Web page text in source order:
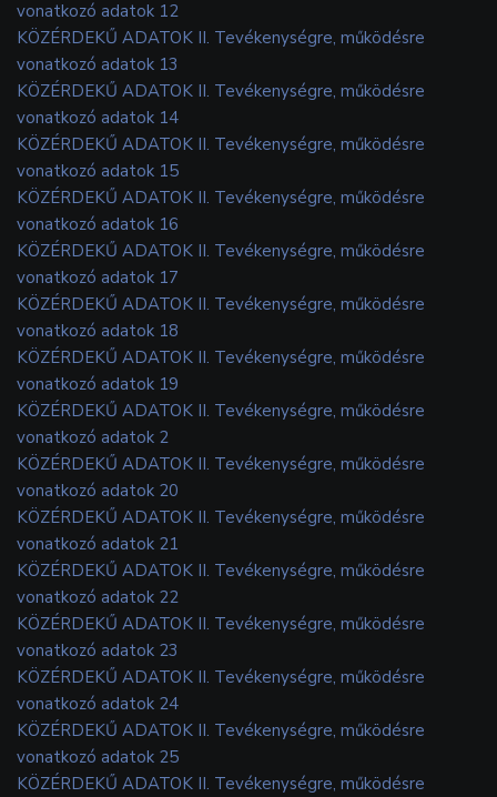
vonatkozó adatok 12
KÖZÉRDEKŰ ADATOK II. Tevékenységre, működésre
vonatkozó adatok 13
KÖZÉRDEKŰ ADATOK II. Tevékenységre, működésre
vonatkozó adatok 14
KÖZÉRDEKŰ ADATOK II. Tevékenységre, működésre
vonatkozó adatok 15
KÖZÉRDEKŰ ADATOK II. Tevékenységre, működésre
vonatkozó adatok 16
KÖZÉRDEKŰ ADATOK II. Tevékenységre, működésre
vonatkozó adatok 17
KÖZÉRDEKŰ ADATOK II. Tevékenységre, működésre
vonatkozó adatok 18
KÖZÉRDEKŰ ADATOK II. Tevékenységre, működésre
vonatkozó adatok 19
KÖZÉRDEKŰ ADATOK II. Tevékenységre, működésre
vonatkozó adatok 2
KÖZÉRDEKŰ ADATOK II. Tevékenységre, működésre
vonatkozó adatok 20
KÖZÉRDEKŰ ADATOK II. Tevékenységre, működésre
vonatkozó adatok 21
KÖZÉRDEKŰ ADATOK II. Tevékenységre, működésre
vonatkozó adatok 22
KÖZÉRDEKŰ ADATOK II. Tevékenységre, működésre
vonatkozó adatok 23
KÖZÉRDEKŰ ADATOK II. Tevékenységre, működésre
vonatkozó adatok 24
KÖZÉRDEKŰ ADATOK II. Tevékenységre, működésre
vonatkozó adatok 25
KÖZÉRDEKŰ ADATOK II. Tevékenységre, működésre